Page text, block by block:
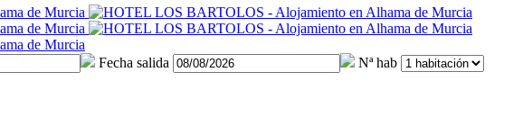
Fecha salida
Nª hab